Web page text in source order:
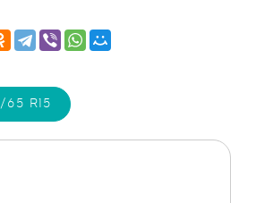
R15